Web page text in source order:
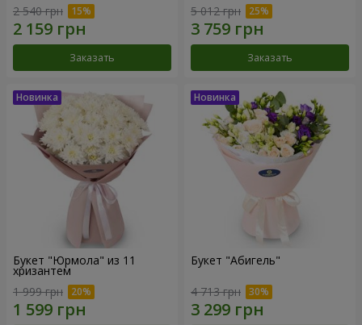
2 540 грн
Заказать
5 012 грн
Заказать
Букет "Юрмола" из 11
хризантем
1 999 грн
Букет "Абигель"
4 713 грн